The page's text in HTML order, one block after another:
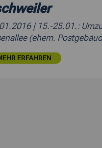
| 15.-25.01.:
(ehem.
ERFAHREN